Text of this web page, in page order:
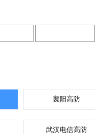
襄阳高防
武汉电信高防